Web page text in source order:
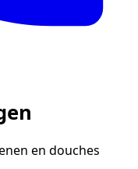
en douches